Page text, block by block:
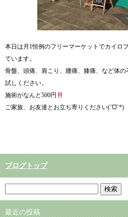
本日は月1恒例のフリーマーケットでカイロ
ています。
骨盤、頭痛、肩こり、腰痛、膝痛、など体
試しください。
施術がなんと500円
ご家族、お友達とお立ち寄りください(ˊᗜˋ*)
ブログトップ
最近の投稿